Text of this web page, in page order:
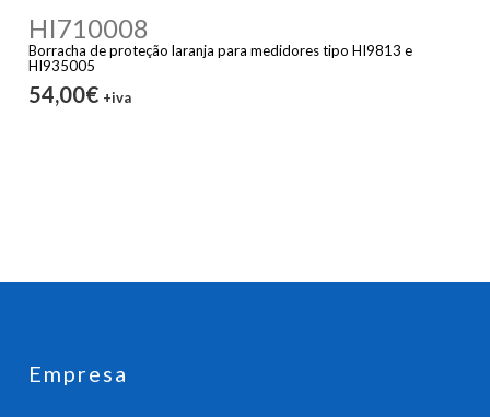
HI710008
Borracha de proteção laranja para medidores tipo HI9813 e
HI935005
54,00€ +iva
Empresa